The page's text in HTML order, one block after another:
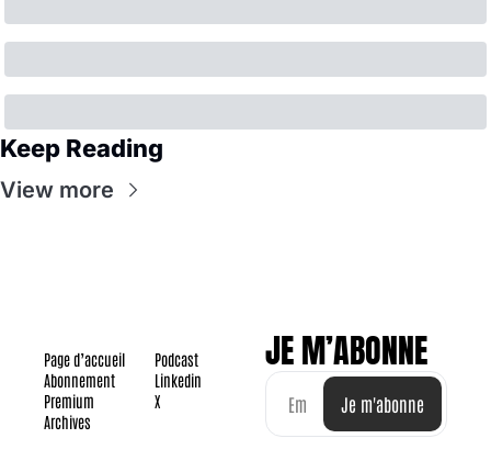
Keep Reading
View more
Page d’accueil
Abonnement
Premium
Archives
Podcast
Linkedin
X
JE M’ABONNE
Je m'abonne